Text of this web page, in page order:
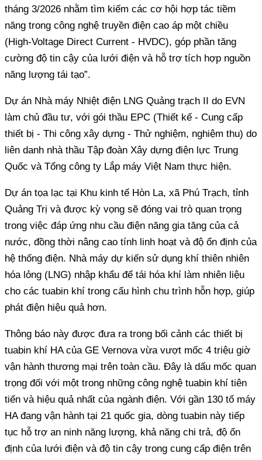
tháng 3/2026 nhằm tìm kiếm các cơ hội hợp tác tiềm
năng trong công nghệ truyền điện cao áp một chiều
(High-Voltage Direct Current - HVDC), góp phần tăng
cường độ tin cậy của lưới điện và hỗ trợ tích hợp nguồn
năng lượng tái tạo”.
Dự án Nhà máy Nhiệt điện LNG Quảng trạch II do EVN
làm chủ đầu tư, với gói thầu EPC (Thiết kế - Cung cấp
thiết bị - Thi công xây dựng - Thử nghiệm, nghiệm thu) do
liên danh nhà thầu Tập đoàn Xây dựng điện lực Trung
Quốc và Tổng công ty Lắp máy Việt Nam thực hiện.
Dự án tọa lạc tại Khu kinh tế Hòn La, xã Phú Trạch, tỉnh
Quảng Trị và được kỳ vọng sẽ đóng vai trò quan trọng
trong việc đáp ứng nhu cầu điện năng gia tăng của cả
nước, đồng thời nâng cao tính linh hoạt và độ ổn định của
hệ thống điện. Nhà máy dự kiến sử dụng khí thiên nhiên
hóa lỏng (LNG) nhập khẩu để tái hóa khí làm nhiên liệu
cho các tuabin khí trong cấu hình chu trình hỗn hợp, giúp
phát điện hiệu quả hơn.
Thông báo này được đưa ra trong bối cảnh các thiết bị
tuabin khí HA của GE Vernova vừa vượt mốc 4 triệu giờ
vận hành thương mại trên toàn cầu. Đây là dấu mốc quan
trọng đối với một trong những công nghệ tuabin khí tiên
tiến và hiệu quả nhất của ngành điện. Với gần 130 tổ máy
HA đang vận hành tại 21 quốc gia, dòng tuabin này tiếp
tục hỗ trợ an ninh năng lượng, khả năng chi trả, độ ổn
định của lưới điện và độ tin cậy trong cung cấp điện trên